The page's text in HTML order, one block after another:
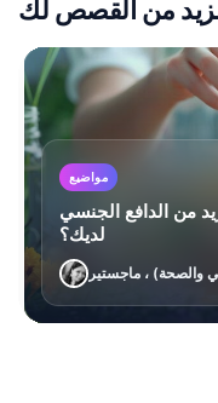
من القصص لك
مواضيع
من الدافع الجنسي
لديك؟
والصحة) ، ماجستير